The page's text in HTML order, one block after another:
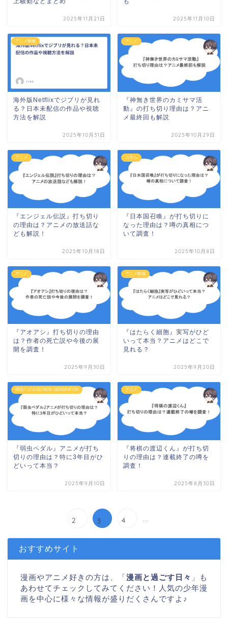
2025年11月21日 2025年11月10日
アニメ映画
海外版Netflixでジブリが見れ
る？日本未配信の作品や視聴
方法を解説
2025年10月31日
アニメ
『神無き世界のカミサマ活
動』の打ち切り理由は？アニ
メ最終回も解説
2025年10月29日
アニメ
『エンジェル伝説』打ち切り
の理由は？アニメの放送話な
ども解説！
2025年10月18日
コラム
『日本国召喚』が打ち切りに
なった理由は？噂の真相につ
いて調査！
2025年10月8日
アニメ
『アオアシ』打ち切りの理由
は？作者の死亡説や今後の展
開を調査！
2025年9月30日
アニメ映画
『はたらく細胞』実写がひど
いって本当？アニメはどこで
見れる？
2025年9月20日
弱虫ペダル3期 NEW GENERATON
『弱虫ペダル』アニメが打ち
切りの理由は？特に3年目がひ
どいって本当？
2025年9月10日
アニメ
『将棋の渡辺くん』が打ち切
りの理由は？連載終了の噂を
調査！
2025年8月30日
2 3 4 ...
おすすめサイト
漫画やアニメ好きの方は、「漫画と過ごす日々 」も
あわせてチェックしてみてください！人気の少年漫
画を中心に様々な情報が盛りだくさんですよ♪